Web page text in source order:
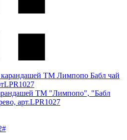
ТМ "Лимпопо", "Бабл
арт.LPR1027